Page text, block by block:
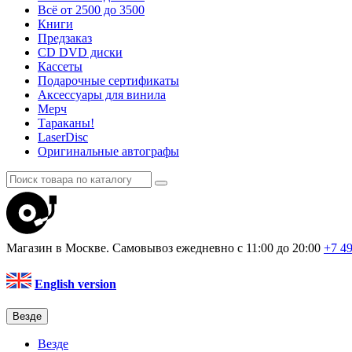
Всё от 2500 до 3500
Книги
Предзаказ
CD DVD диски
Кассеты
Подарочные сертификаты
Аксессуары для винила
Мерч
Тараканы!
LaserDisc
Оригинальные автографы
Магазин в Москве. Самовывоз ежедневно с 11:00 до 20:00 +7
English version
Везде
Везде